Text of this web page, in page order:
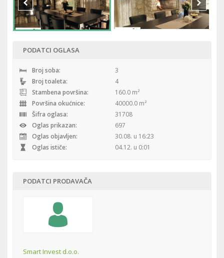
PODATCI OGLASA
Broj soba:
3
Broj toaleta:
4
Stambena površina:
160.0 m²
Površina okućnice:
40000.0 m²
Šifra oglasa:
31708
Oglas prikazan:
697
Oglas objavljen:
30.08. u 16:23
Oglas ističe:
04.12. u 0:01
PODATCI PRODAVAČA
Smart Invest d.o.o.